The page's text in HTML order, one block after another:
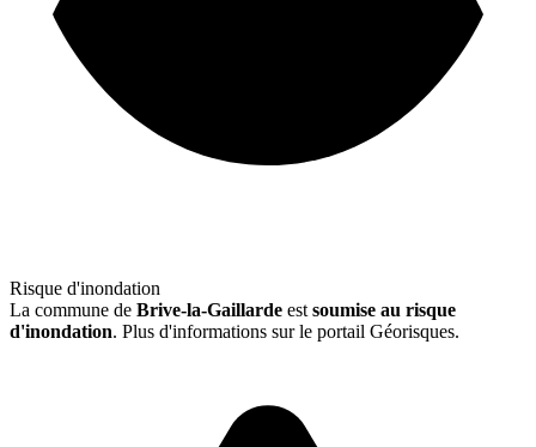
Risque d'inondation
La commune de Brive-la-Gaillarde est soumise au risque
d'inondation. Plus d'informations sur le portail Géorisques.